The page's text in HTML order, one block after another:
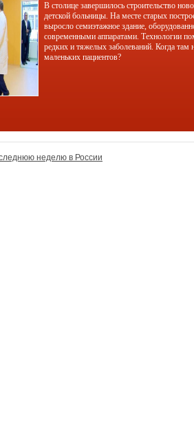
В столице завершилось строительство
детской больницы. На месте старых
выросло семиэтажное здание,
современными аппаратами. Технологии
редких и тяжелых заболеваний. Когда там
маленьких пациентов?
неделю в России